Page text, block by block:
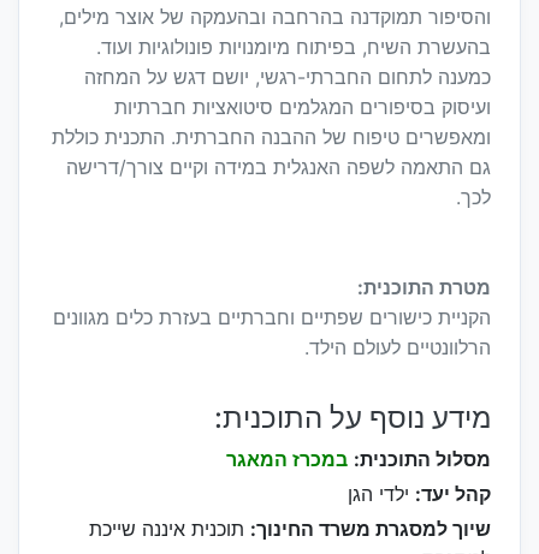
והסיפור תמוקדנה בהרחבה ובהעמקה של אוצר מילים,
בהעשרת השיח, בפיתוח מיומנויות פונולוגיות ועוד.
כמענה לתחום החברתי-רגשי, יושם דגש על המחזה
ועיסוק בסיפורים המגלמים סיטואציות חברתיות
ומאפשרים טיפוח של ההבנה החברתית. התכנית כוללת
גם התאמה לשפה האנגלית במידה וקיים צורך/דרישה
לכך.
מטרת התוכנית:
הקניית כישורים שפתיים וחברתיים בעזרת כלים מגוונים
הרלוונטיים לעולם הילד.
מידע נוסף על התוכנית:
מסלול התוכנית: במכרז המאגר
קהל יעד: ילדי הגן
שיוך למסגרת משרד החינוך: תוכנית איננה שייכת